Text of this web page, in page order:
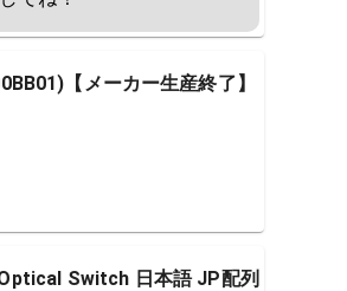
【メーカー生産終了】
Switch 日本語 JP配列